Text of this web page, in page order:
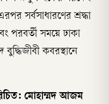
সর্বসাধারণের শ্রদ্ধা
পরবর্তী সময়ে ঢাকা
বুদ্ধিজীবী কবরস্থানে
মোহাম্মদ আজম